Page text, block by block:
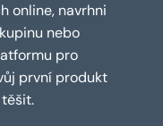
online, navrhni
nebo
pro
první produkt